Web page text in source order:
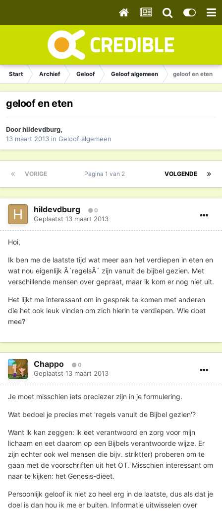
Start Archief Geloof Geloof algemeen geloof en eten
geloof en eten
Doorhildevdburg,
13 maart 2013 in Geloof algemeen
VORIGE VOLGENDE
Pagina 1 van 2
hildevdburg 0
Geplaatst 13 maart 2013
Hoi,
Ik ben me de laatste tijd wat meer aan het verdiepen in eten en
wat nou eigenlijk Â´regelsÂ´ zijn vanuit de bijbel gezien. Met
verschillende mensen over gepraat, maar ik kom er nog niet uit.
Het lijkt me interessant om in gesprek te komen met anderen
die het ook leuk vinden om zich hierin te verdiepen. Wie doet
mee?
Chappo 0
Geplaatst 13 maart 2013
Je moet misschien iets preciezer zijn in je formulering.
Wat bedoel je precies met 'regels vanuit de Bijbel gezien'?
Want ik kan zeggen: ik eet verantwoord en zorg voor mijn
lichaam en eet daarom op een Bijbels verantwoorde wijze. Er
zijn echter ook wel mensen die bijv. strikt(er) proberen om te
gaan met de voorschriften uit het OT. Misschien interessant om
naar te kijken: het Genesis-dieet.
Persoonlijk geloof ik niet zo heel erg in de laatste, dus als dat je
doel is dan hou ik me er buiten. Informatie uitwisselen over